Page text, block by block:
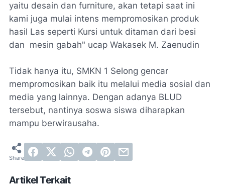
yaitu desain dan furniture, akan tetapi saat ini
kami juga mulai intens mempromosikan produk
hasil Las seperti Kursi untuk ditaman dari besi
dan mesin gabah" ucap Wakasek M. Zaenudin
Tidak hanya itu, SMKN 1 Selong gencar
mempromosikan baik itu melalui media sosial dan
media yang lainnya. Dengan adanya BLUD
tersebut, nantinya soswa siswa diharapkan
mampu berwirausaha.
Artikel Terkait